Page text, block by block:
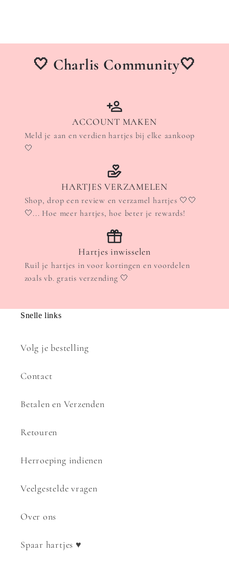
🤍 Charlis Community🤍
ACCOUNT MAKEN
Meld je aan en verdien hartjes bij elke aankoop
🤍
HARTJES VERZAMELEN
Shop, drop een review en verzamel hartjes 🤍🤍
🤍... Hoe meer hartjes, hoe beter je rewards!
Hartjes inwisselen
Ruil je hartjes in voor kortingen en voordelen
zoals vb. gratis verzending 🤍
Snelle links
Volg je bestelling
Contact
Betalen en Verzenden
Retouren
Herroeping indienen
Veelgestelde vragen
Over ons
Spaar hartjes ♥